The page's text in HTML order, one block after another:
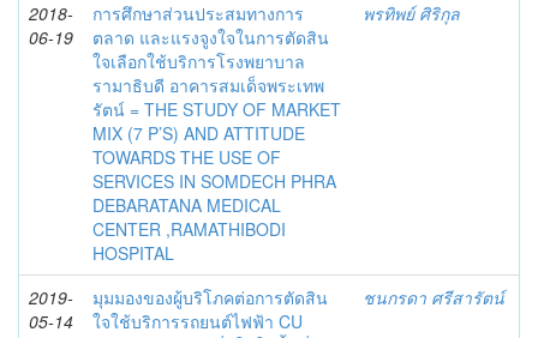
2018-
06-19
การศึกษาส่วนประสมทางการ
ตลาด และแรงจูงใจในการตัดสิน
ใจเลือกใช้บริการโรงพยาบาล
รามาธิบดี อาคารสมเด็จพระเทพ
รัตน์ = THE STUDY OF MARKET
MIX (7 P’S) AND ATTITUDE
TOWARDS THE USE OF
SERVICES IN SOMDECH PHRA
DEBARATANA MEDICAL
CENTER ,RAMATHIBODI
HOSPITAL
พรทิพย์ ศิริกุล
2019-
05-14
มุมมองของผู้บริโภคต่อการตัดสิน
ใจใช้บริการรถยนต์ไฟฟ้า CU
ชนกรดา ศรีสารัตน์